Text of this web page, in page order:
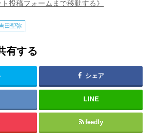
ト投稿フォームまで移動する》
田聖弥
有する
シェア
feedly